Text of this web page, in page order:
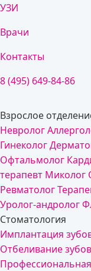
УЗИ
Врачи
Контакты
8 (495) 649-84-86
Взрослое
Невролог
Гинеколог
Офтальмолог
терапевт Миколог
Ревматолог
Уролог-андролог
Стоматология
Имплантация
Отбеливание зубов